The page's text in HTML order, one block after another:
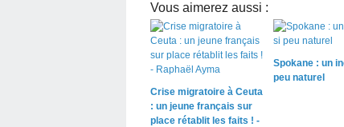
Vous aimerez aussi :
Crise migratoire à Ceuta
: un jeune français sur
place rétablit les faits ! -
Spokane : un
peu naturel